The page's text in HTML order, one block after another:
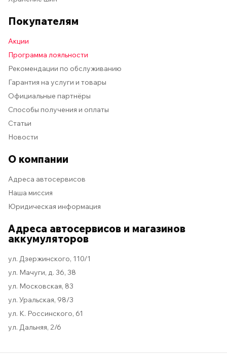
Покупателям
Акции
Программа лояльности
Рекомендации по обслуживанию
Гарантия на услуги и товары
Официальные партнёры
Способы получения и оплаты
Статьи
Новости
О компании
Адреса автосервисов
Наша миссия
Юридическая информация
Адреса автосервисов и магазинов
аккумуляторов
ул. Дзержинского, 110/1
ул. Мачуги, д. 36, 38
ул. Московская, 83
ул. Уральская, 98/3
ул. К. Россинского, 61
ул. Дальняя, 2/6